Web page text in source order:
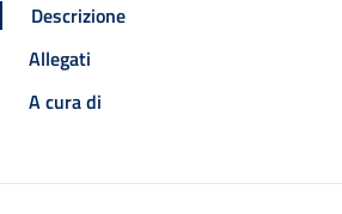
Descrizione
Allegati
A cura di